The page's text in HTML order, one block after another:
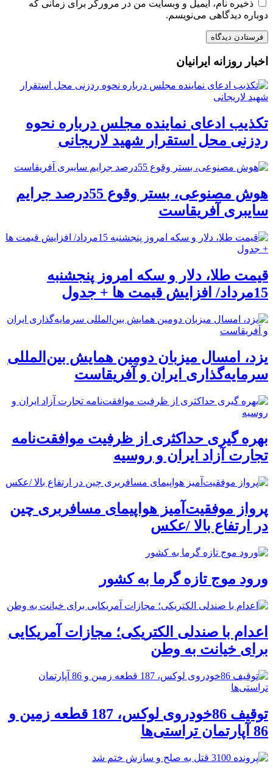
ذخیره نام، ایمیل و وبسایت من در مرورگر برای زمانی که
دوباره دیدگاهی می‌نویسم.
اخبار روزانه ایرانیان
تکذیب ادعای نماینده مجلس درباره نحوه
ردزنی محل استقرار شهید لاریجانی
هوش مصنوعی، بستر وقوع 55درصد جرایم
سایبری آفریقاست
قیمت طلا، دلار و سکه امروز پنجشنبه
15مرداد/ افزایش قیمت ها + جدول
یزد، امسال میزبان دومین همایش بین‌المللی
سرمایه‌گذاری ایران و آفریقاست
بهره گیری حداکثری از ظرفیت موافقت‌نامه
تجارت آزاد ایران و روسیه
پرواز موفقیت‌آمیز هواپیمای مسافربری چین
در ارتفاع بالا /عکس
ورود موج تازه گرما به کشور
اعدام با صندلی الکتریکی؛ مجازات آمریکایی
برای خیانت به وطن
توقیف 86خودروی لوکس، 187 قطعه زمین و
86 آپارتمان تراستی‌ها